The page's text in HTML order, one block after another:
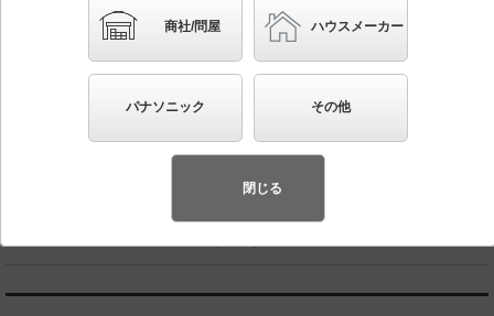
かんたん照度計算
リニューアルプレートφ150 埋込穴φ250用
先端SSL商品※（長寿命・省電力のLEDを主照明にした、高品
商社/問屋 ハウスメーカー
パナソニック その他
閉じる